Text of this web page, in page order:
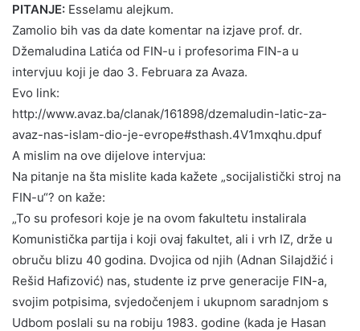
PITANJE: Esselamu alejkum.
Zamolio bih vas da date komentar na izjave prof. dr.
Džemaludina Latića od FIN-u i profesorima FIN-a u
intervjuu koji je dao 3. Februara za Avaza.
Evo link:
http://www.avaz.ba/clanak/161898/dzemaludin-latic-za-
avaz-nas-islam-dio-je-evrope#sthash.4V1mxqhu.dpuf
A mislim na ove dijelove intervjua:
Na pitanje na šta mislite kada kažete „socijalistički stroj na
FIN-u“? on kaže:
„To su profesori koje je na ovom fakultetu instalirala
Komunistička partija i koji ovaj fakultet, ali i vrh IZ, drže u
obruču blizu 40 godina. Dvojica od njih (Adnan Silajdžić i
Rešid Hafizović) nas, studente iz prve generacije FIN-a,
svojim potpisima, svjedočenjem i ukupnom saradnjom s
Udbom poslali su na robiju 1983. godine (kada je Hasan